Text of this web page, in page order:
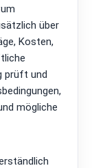
über
Kosten,
prüft und
mögliche